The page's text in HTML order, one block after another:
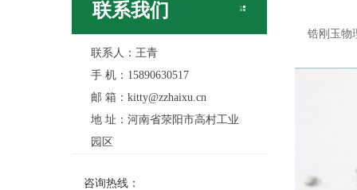
联系我们
联系人：王青
手 机：15890630517
邮 箱：kitty@zzhaixu.cn
地 址：河南省荥阳市高村工业
园区
咨询热线：
锆刚玉物